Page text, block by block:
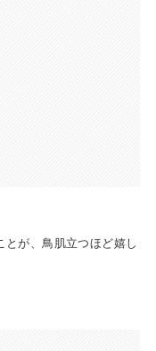
が、鳥肌立つほど嬉し